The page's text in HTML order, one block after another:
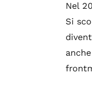
Nel
Si